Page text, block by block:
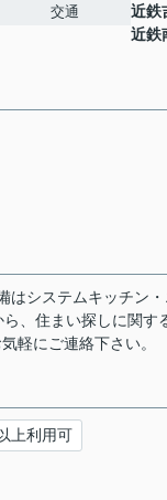
交通
近鉄
近鉄
システムキッチン
、住まい探しに関
軽にご連絡下さい。
上利用可